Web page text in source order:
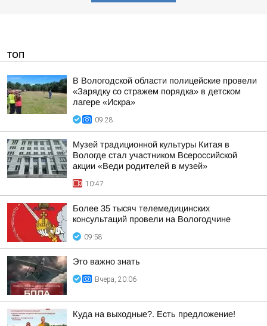
ТОП
В Вологодской области полицейские провели
«Зарядку со стражем порядка» в детском
лагере «Искра»
09:28
Музей традиционной культуры Китая в
Вологде стал участником Всероссийской
акции «Веди родителей в музей»
10:47
Более 35 тысяч телемедицинских
консультаций провели на Вологодчине
09:58
Это важно знать
Вчера, 20:06
Куда на выходные?. Есть предложение!